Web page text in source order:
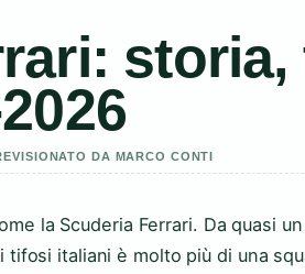
DA MARCO CONTI
la Scuderia Ferrari. Da quasi
italiani è molto più di una